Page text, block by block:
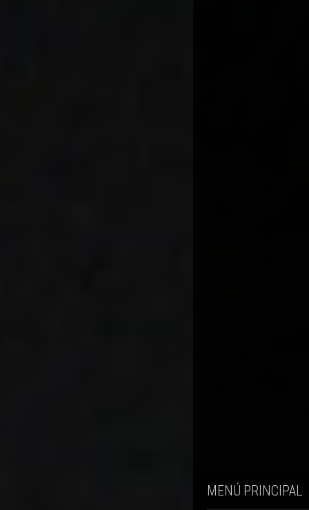
MENÚ PRINCIPAL